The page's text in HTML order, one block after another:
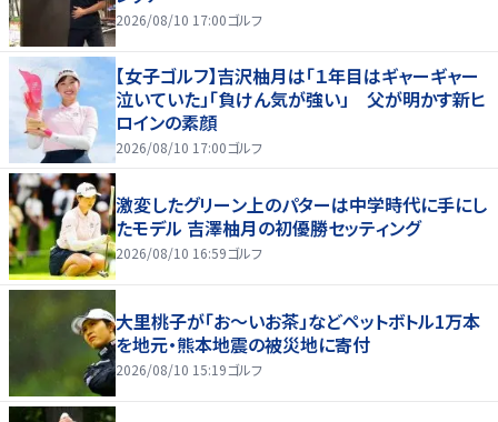
2026/08/10 17:00ゴルフ
【女子ゴルフ】吉沢柚月は「１年目はギャーギャー
泣いていた」「負けん気が強い」 父が明かす新ヒ
ロインの素顔
2026/08/10 17:00ゴルフ
激変したグリーン上のパターは中学時代に手にし
たモデル 吉澤柚月の初優勝セッティング
2026/08/10 16:59ゴルフ
大里桃子が「お～いお茶」などペットボトル1万本
を地元・熊本地震の被災地に寄付
2026/08/10 15:19ゴルフ